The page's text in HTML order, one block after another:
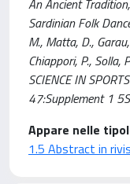
An Ancient
Sardinian Folk
M., Matta, D.,
Chiappori, P., Solla,
SCIENCE IN
47:Supplement 1
Appare nelle
1.5 Abstract in